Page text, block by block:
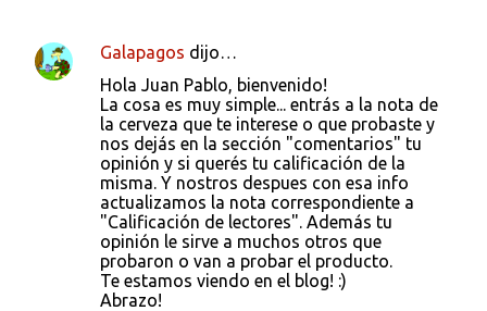
Galapagos dijo…
Hola Juan Pablo, bienvenido!
La cosa es muy simple... entrás a la nota de
la cerveza que te interese o que probaste y
nos dejás en la sección "comentarios" tu
opinión y si querés tu calificación de la
misma. Y nostros despues con esa info
actualizamos la nota correspondiente a
"Calificación de lectores". Además tu
opinión le sirve a muchos otros que
probaron o van a probar el producto.
Te estamos viendo en el blog! :)
Abrazo!